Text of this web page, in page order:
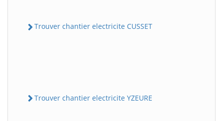
Trouver chantier electricite CUSSET
Trouver chantier electricite YZEURE